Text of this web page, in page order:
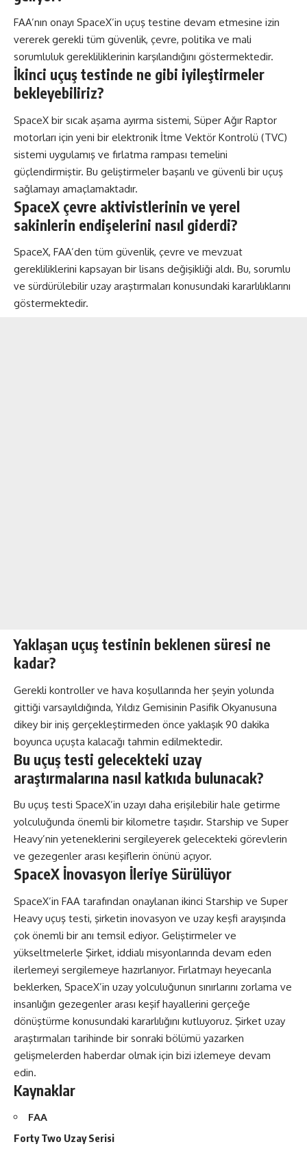
FAA’nın onayı SpaceX’in uçuş testine devam etmesine izin
vererek gerekli tüm güvenlik, çevre, politika ve mali
sorumluluk gerekliliklerinin karşılandığını göstermektedir.
İkinci uçuş testinde ne gibi iyileştirmeler
bekleyebiliriz?
SpaceX bir sıcak aşama ayırma sistemi, Süper Ağır Raptor
motorları için yeni bir elektronik İtme Vektör Kontrolü (TVC)
sistemi uygulamış ve fırlatma rampası temelini
güçlendirmiştir. Bu geliştirmeler başarılı ve güvenli bir uçuş
sağlamayı amaçlamaktadır.
SpaceX çevre aktivistlerinin ve yerel
sakinlerin endişelerini nasıl giderdi?
SpaceX, FAA’den tüm güvenlik, çevre ve mevzuat
gerekliliklerini kapsayan bir lisans değişikliği aldı. Bu, sorumlu
ve sürdürülebilir uzay araştırmaları konusundaki kararlılıklarını
göstermektedir.
Yaklaşan uçuş testinin beklenen süresi ne
kadar?
Gerekli kontroller ve hava koşullarında her şeyin yolunda
gittiği varsayıldığında, Yıldız Gemisinin Pasifik Okyanusuna
dikey bir iniş gerçekleştirmeden önce yaklaşık 90 dakika
boyunca uçuşta kalacağı tahmin edilmektedir.
Bu uçuş testi gelecekteki uzay
araştırmalarına nasıl katkıda bulunacak?
Bu uçuş testi SpaceX’in uzayı daha erişilebilir hale getirme
yolculuğunda önemli bir kilometre taşıdır. Starship ve Super
Heavy’nin yeteneklerini sergileyerek gelecekteki görevlerin
ve gezegenler arası keşiflerin önünü açıyor.
SpaceX İnovasyon İleriye Sürülüyor
SpaceX’in FAA tarafından onaylanan ikinci Starship ve Super
Heavy uçuş testi, şirketin inovasyon ve uzay keşfi arayışında
çok önemli bir anı temsil ediyor. Geliştirmeler ve
yükseltmelerle Şirket, iddialı misyonlarında devam eden
ilerlemeyi sergilemeye hazırlanıyor. Fırlatmayı heyecanla
beklerken, SpaceX’in uzay yolculuğunun sınırlarını zorlama ve
insanlığın gezegenler arası keşif hayallerini gerçeğe
dönüştürme konusundaki kararlılığını kutluyoruz. Şirket uzay
araştırmaları tarihinde bir sonraki bölümü yazarken
gelişmelerden haberdar olmak için bizi izlemeye devam
edin.
Kaynaklar
FAA
Forty Two Uzay Serisi